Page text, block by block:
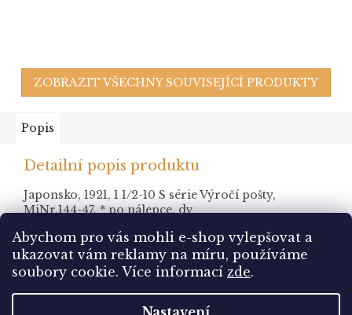
Abychom pro vás mohli e-shop vylepšovat a
ukazovat vám reklamy na míru, používáme
soubory cookie. Více informací zde.
Nastavení
ZOBRAZIT VŠECHNY SOUVISEJÍCÍ PRODUKTY
Popis
Detailní popis produktu
Japonsko, 1921, 1 1/2-10 S série Výročí pošty,
MiNr.144-47, * po nálepce, dv